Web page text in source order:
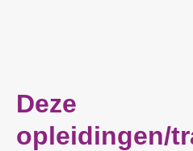
Deze
opleidingen/